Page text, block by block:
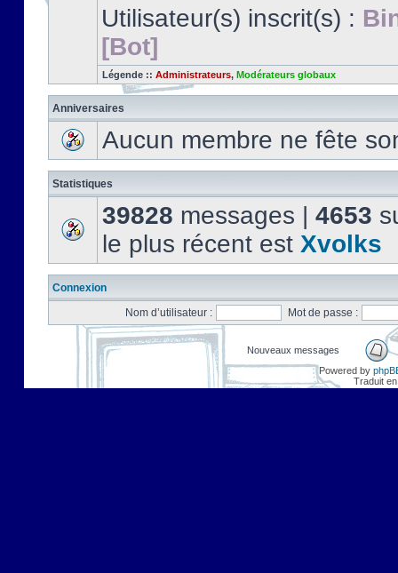
Utilisateur(s) inscrit(s) :
[Bot]
Légende :: Administrateurs, Modérateurs globaux
Anniversaires
Aucun membre ne fête
Statistiques
39828 messages | 4653
le plus récent est Xvolks
Connexion
Nom d’utilisateur :
Mot de passe :
Nouveaux messages
Powered by
Traduit